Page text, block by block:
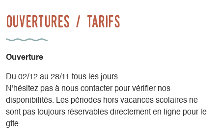
Ouvertures / tarifs
Ouverture
Du 02/12 au 28/11 tous les jours.
N'hésitez pas à nous contacter pour vérifier nos
disponibilités. Les périodes hors vacances scolaires ne
sont pas toujours réservables directement en ligne pour le
gîte.